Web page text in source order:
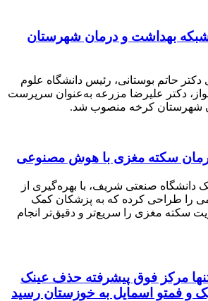
بهداشت و درمان شهرستان
حاتم بوستانی، رئیس دانشگاه علوم
دکتر علیرضا مزرعه به‌عنوان سرپرست
شهرستان کرخه منصوب شد.
سکته مغزی با هوش مصنوعی
دانشگاه صنعتی شریف، با بهره‌گیری از
طراحی کرده که به پزشکان کمک
سکته مغزی را سریع‌تر و دقیق‌تر انجام
تنها مرکز فوق پیشرفته حذف عینک
و فمتو اسمایل به خوزستان رسید